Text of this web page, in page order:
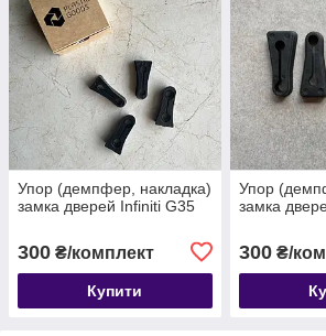
Упор (демпфер, накладка)
замка дверей Infiniti G35
300 ₴/комплект
Купити
Упор
замка
300₴/